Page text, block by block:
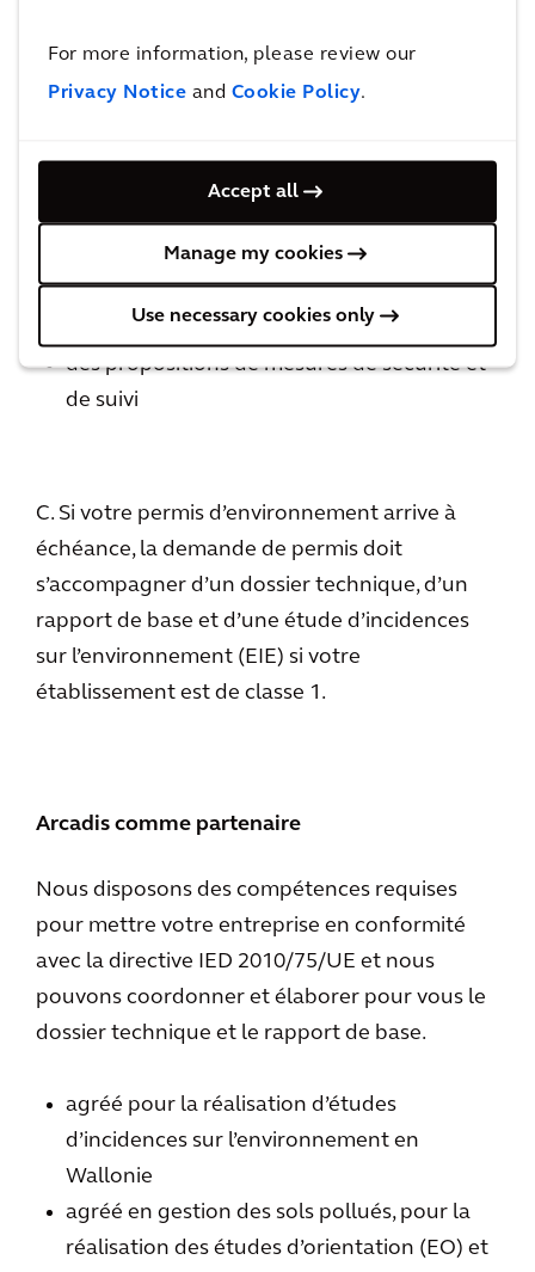
For more information, please review our
Privacy Notice and Cookie Policy.
Accept all
Manage my cookies
Use necessary cookies only
utilise, produit ou rejette des substances
dangereuses pertinentes sur son site de
l’historique des activités industrielles sur le
site
une étude d’orientation du sol (EO)
et en cas de dépassement de valeurs seuil :
une étude de caractérisation (EC)
des propositions de mesures de sécurité et
de suivi
C. Si votre permis d’environnement arrive à
échéance, la demande de permis doit
s’accompagner d’un dossier technique, d’un
rapport de base et d’une étude d’incidences
sur l’environnement (EIE) si votre
établissement est de classe 1.
Arcadis comme partenaire
Nous disposons des compétences requises
pour mettre votre entreprise en conformité
avec la directive IED 2010/75/UE et nous
pouvons coordonner et élaborer pour vous le
dossier technique et le rapport de base.
agréé pour la réalisation d’études
d’incidences sur l’environnement en
Wallonie
agréé en gestion des sols pollués, pour la
réalisation des études d’orientation (EO) et